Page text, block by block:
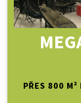
PŘES 800